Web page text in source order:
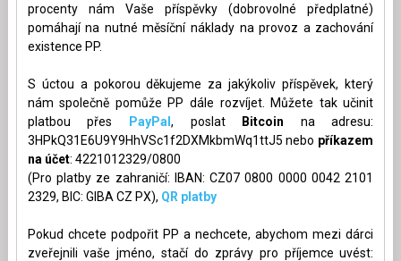
procenty nám Vaše příspěvky (dobrovolné předplatné)
pomáhají na nutné měsíční náklady na provoz a zachování
existence PP.
S úctou a pokorou děkujeme za jakýkoliv příspěvek, který
nám společně pomůže PP dále rozvíjet. Můžete tak učinit
platbou přes
PayPal , poslat Bitcoin na adresu:
3HPkQ31E6U9Y9HhVSc1f2DXMkbmWq1ttJ5 nebo příkazem
na účet: 4221012329/0800
(Pro platby ze zahraničí: IBAN: CZ07 0800 0000 0042 2101
2329, BIC: GIBA CZ PX), QR platby
Pokud chcete podpořit PP a nechcete, abychom mezi dárci
zveřejnili vaše jméno, stačí do zprávy pro příjemce uvést: